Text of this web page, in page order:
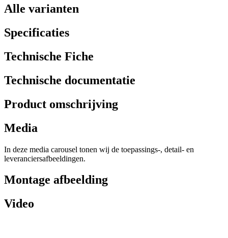
Alle varianten
Specificaties
Technische Fiche
Technische documentatie
Product omschrijving
Media
In deze media carousel tonen wij de toepassings-, detail- en
leveranciersafbeeldingen.
Montage afbeelding
Video